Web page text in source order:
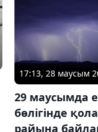
17:13, 28 маусым
29 маусымда
бөлігінде
райына